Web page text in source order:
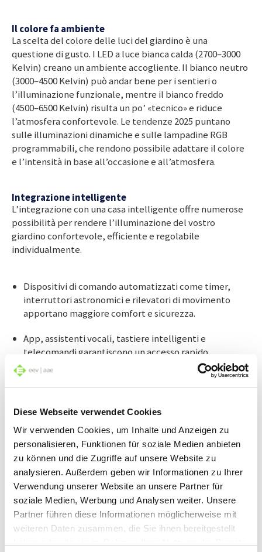
Diese Webseite verwendet Cookies
Wir verwenden Cookies, um Inhalte und Anzeigen zu
personalisieren, Funktionen für soziale Medien anbieten
zu können und die Zugriffe auf unsere Website zu
analysieren. Außerdem geben wir Informationen zu Ihrer
Verwendung unserer Website an unsere Partner für
soziale Medien, Werbung und Analysen weiter. Unsere
Partner führen diese Informationen möglicherweise mit
weiteren Daten zusammen, die Sie ihnen bereitgestellt
Il colore fa ambiente
La scelta del colore delle luci del giardino è una
questione di gusto. I LED a luce bianca calda (2700–3000
Kelvin) creano un ambiente accogliente. Il bianco neutro
(3000–4500 Kelvin) può andar bene per i sentieri o
l’illuminazione funzionale, mentre il bianco freddo
(4500–6500 Kelvin) risulta un po’ «tecnico» e riduce
l’atmosfera confortevole. Le tendenze 2025 puntano
sulle illuminazioni dinamiche e sulle lampadine RGB
programmabili, che rendono possibile adattare il colore
e l’intensità in base all’occasione e all’atmosfera.
Integrazione intelligente
L’integrazione con una casa intelligente offre numerose
possibilità per rendere l’illuminazione del vostro
giardino confortevole, efficiente e regolabile
individualmente.
Dispositivi di comando automatizzati come timer,
interruttori astronomici e rilevatori di movimento
apportano maggiore comfort e sicurezza.
App, assistenti vocali, tastiere intelligenti e
telecomandi garantiscono un accesso rapido.
L’integrazione nell’impianto di una casa intelligente
esistente semplifica il funzionamento.
Una gestione intelligente dell’energia garantisce la
sostenibilità, riducendo al minimo il consumo
energetico grazie all’uso di sensori.
Requisiti particolari
A differenza dell’illuminazione interna, l’illuminazione
del giardino deve essere più resistente agli influssi
esterni. Utilizzate lampade da esterno con un grado di
protezione di almeno IP44, che sono protette dagli